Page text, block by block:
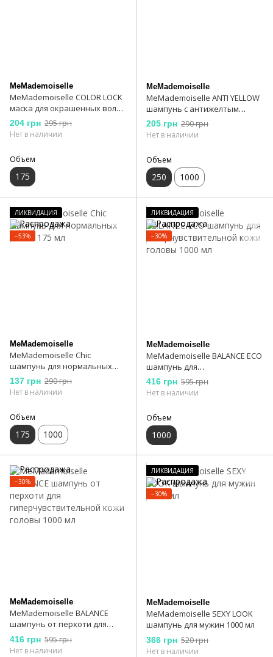
MeMademoiselle
MeMademoiselle COLOR LOCK
маска для окрашенных волос
175 мл
204 грн 295 грн
Нет в наличии
Объем
175
MeMademoiselle
MeMademoiselle ANTI YELLOW
шампунь с антижелтым
эффектом для блондинок 250
мл
205 грн 290 грн
Нет в наличии
Объем
250 1000
ЛИКВИДАЦИЯ
−53%
MeMademoiselle
MeMademoiselle Chic
шампунь для нормальных
волос 175 мл
137 грн 290 грн
Нет в наличии
Объем
175 1000
ЛИКВИДАЦИЯ
−30%
MeMademoiselle
MeMademoiselle BALANCE ECO
шампунь для
гиперчувствительной кожи
головы 1000 мл
416 грн 595 грн
Нет в наличии
Объем
1000
−30%
MeMademoiselle
MeMademoiselle BALANCE
шампунь от перхоти для
гиперчувствительной кожи
головы 1000 мл
416 грн 595 грн
Нет в наличии
ЛИКВИДАЦИЯ
−30%
MeMademoiselle
MeMademoiselle SEXY LOOK
шампунь для мужин 1000 мл
366 грн 520 грн
Нет в наличии